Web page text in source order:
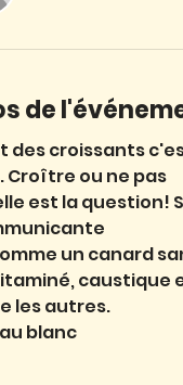
de
des croissants
Croître ou ne pas
est la question!
un canard
caustique
les autres.
blanc